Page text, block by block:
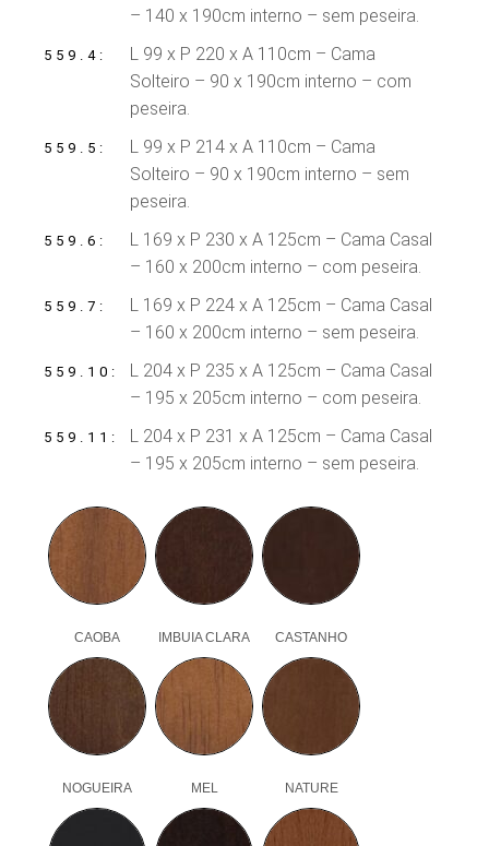
– 140 x 190cm interno – sem peseira.
559.4
L 99 x P 220 x A 110cm – Cama
Solteiro – 90 x 190cm interno – com
peseira.
559.5
L 99 x P 214 x A 110cm – Cama
Solteiro – 90 x 190cm interno – sem
peseira.
559.6
L 169 x P 230 x A 125cm – Cama Casal
– 160 x 200cm interno – com peseira.
559.7
L 169 x P 224 x A 125cm – Cama Casal
– 160 x 200cm interno – sem peseira.
559.10
L 204 x P 235 x A 125cm – Cama Casal
– 195 x 205cm interno – com peseira.
559.11
L 204 x P 231 x A 125cm – Cama Casal
– 195 x 205cm interno – sem peseira.
CAOBA IMBUIA CLARA CASTANHO
NOGUEIRA MEL NATURE